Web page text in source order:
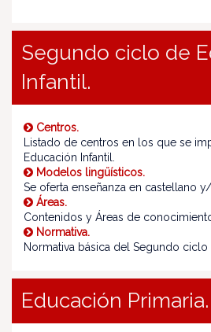
Segundo ciclo de
Infantil.
Centros.
Listado de centros en los que se
Educación Infantil.
Modelos lingüísticos.
Se oferta enseñanza en castellano
Áreas.
Contenidos y Áreas de
Normativa.
Normativa básica del Segundo ciclo
Educación Primaria.